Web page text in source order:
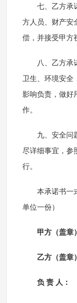
七、乙方承
方人员、财产安
偿，并接受甲方
八、乙方承
卫生、环境安全
影响负责，做好
作。
九、安全问
尽详细事宜，参
行。
本承诺书一
单位一份）
甲方（盖章
乙方（盖章
负 责 人：